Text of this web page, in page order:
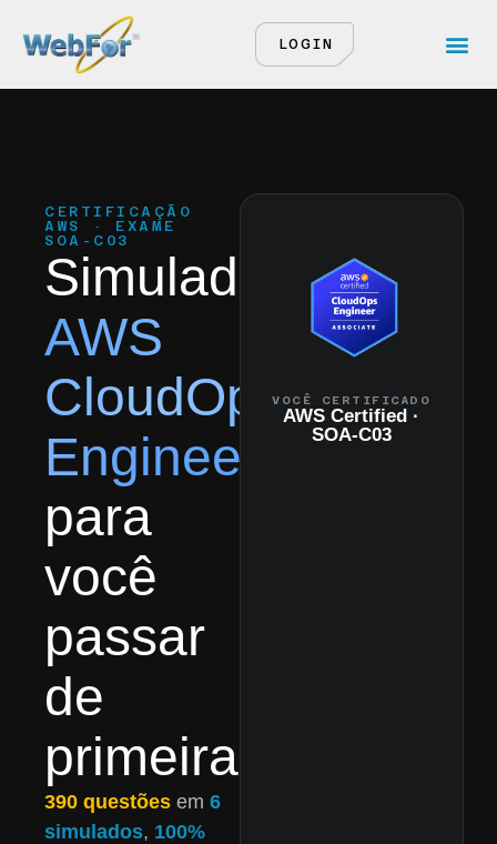
LOGIN
CERTIFICAÇÃO
AWS · EXAME
SOA-C03
Simulado
AWS
CloudOps
Engineer
para
você
passar
de
primeira
390 questões em 6
simulados, 100%
VOCÊ CERTIFICADO
AWS Certified ·
SOA-C03